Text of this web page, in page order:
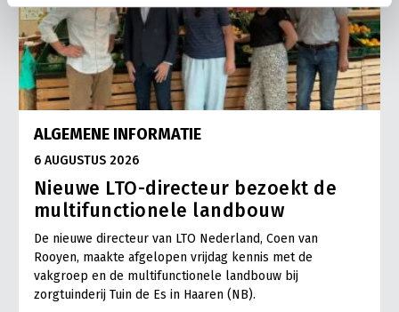
ALGEMENE INFORMATIE
6 AUGUSTUS 2026
Nieuwe LTO-directeur bezoekt de
multifunctionele landbouw
De nieuwe directeur van LTO Nederland, Coen van
Rooyen, maakte afgelopen vrijdag kennis met de
vakgroep en de multifunctionele landbouw bij
zorgtuinderij Tuin de Es in Haaren (NB).